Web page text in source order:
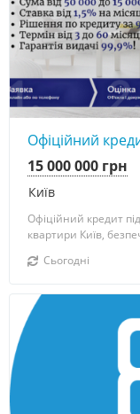
Офіційний
Київ
15 000 000 грн
Офіційний кредит
квартири Київ,
Сьогодні